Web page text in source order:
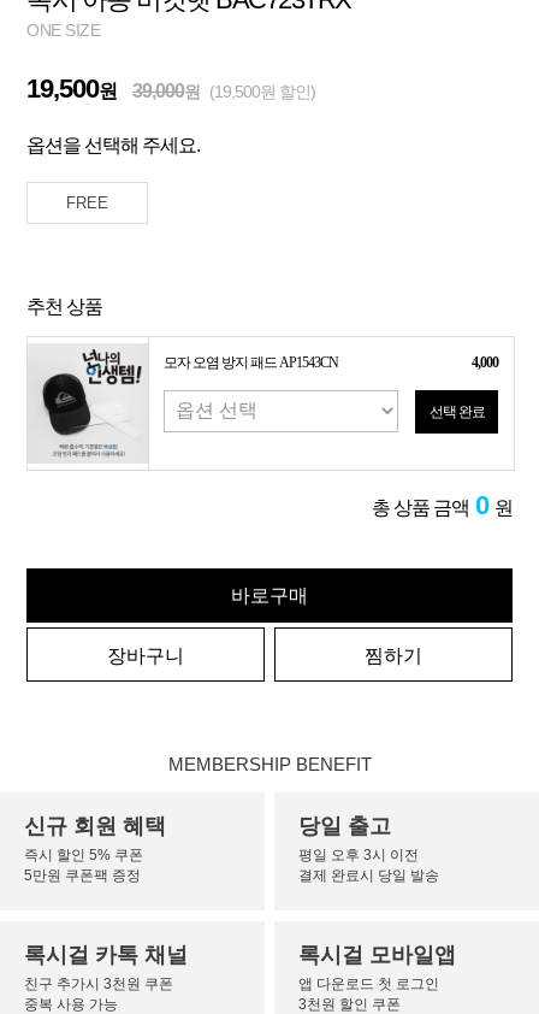
ONE SIZE
19,500원 39,000원 (19,500원 할인)
옵션을 선택해 주세요.
FREE
추천 상품
모자 오염 방지 패드 AP1543CN 4,000
선택 완료
총 상품 금액 0 원
바로구매
장바구니 찜하기
MEMBERSHIP BENEFIT
신규 회원 혜택
즉시 할인 5% 쿠폰
5만원 쿠폰팩 증정
당일 출고
평일 오후 3시 이전
결제 완료시 당일 발송
록시걸 카톡 채널
친구 추가시 3천원 쿠폰
중복 사용 가능
록시걸 모바일앱
앱 다운로드 첫 로그인
3천원 할인 쿠폰